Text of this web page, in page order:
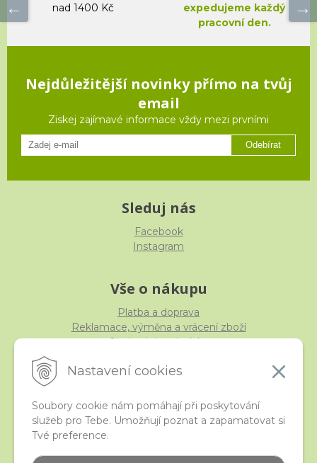
Nastavení cookies
Soubory cookie nám pomáhají při poskytování
služeb pro Tebe. Umožňují poznat a zapamatovat si
Tvé preference.
nad 1400 Kč
expedujeme každý
pracovní den.
Nejdůležitější novinky přímo na tvůj
email
Ziskej zajímavé informace vždy mezi prvními
Odebírat
Sleduj nás
Facebook
Instagram
Vše o nákupu
Platba a doprava
Reklamace, výměna a vrácení zboží
Obchodní podmínky
iStraka